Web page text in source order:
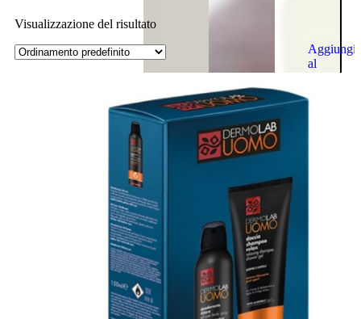
Aggiungi
al
Visualizzazione del risultato